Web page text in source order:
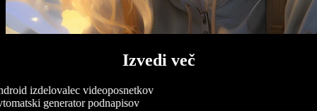
Izvedi več
izdelovalec videoposnetkov
generator podnapisov